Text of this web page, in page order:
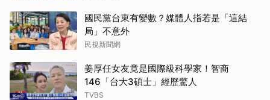
國民黨台東有變數？媒體人指若是「這結
局」不意外
民視新聞網
姜厚任女友竟是國際級科學家！智商
146「台大3碩士」經歷驚人
TVBS